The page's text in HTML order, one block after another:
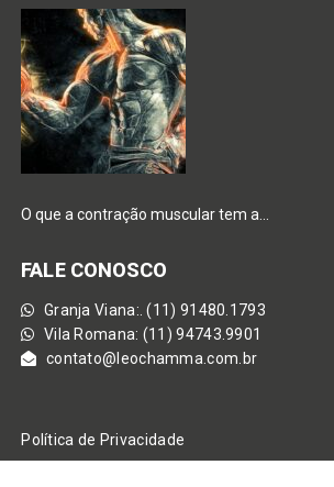
O que a contração muscular tem a…
FALE CONOSCO
Granja Viana:. (11) 91480.1793
Vila Romana: (11) 94743.9901
contato@leochamma.com.br
Política de Privacidade